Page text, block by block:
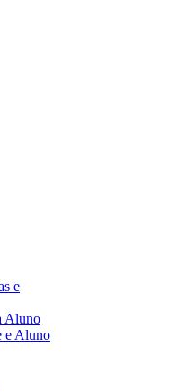
e
Aluno
e Aluno